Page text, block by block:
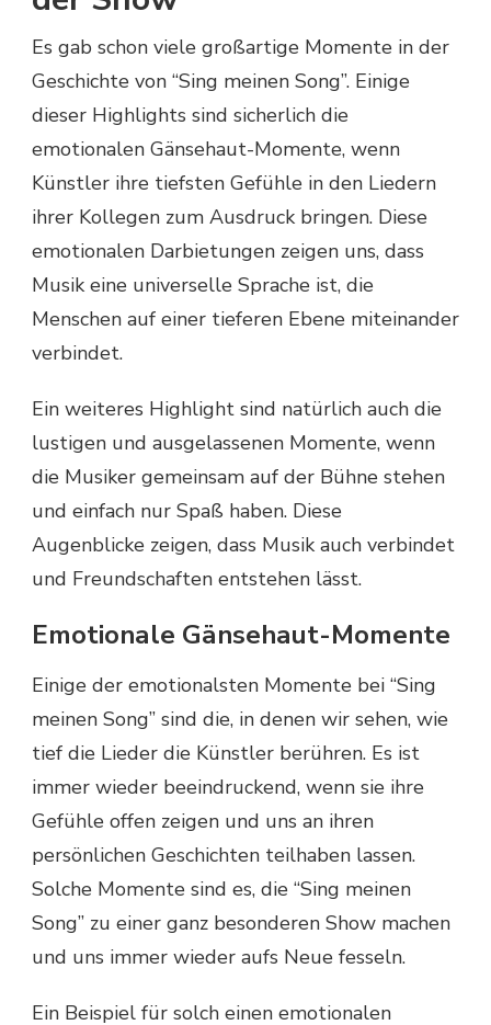
Es gab schon viele großartige Momente in der
Geschichte von “Sing meinen Song”. Einige
dieser Highlights sind sicherlich die
emotionalen Gänsehaut-Momente, wenn
Künstler ihre tiefsten Gefühle in den Liedern
ihrer Kollegen zum Ausdruck bringen. Diese
emotionalen Darbietungen zeigen uns, dass
Musik eine universelle Sprache ist, die
Menschen auf einer tieferen Ebene miteinander
verbindet.
Ein weiteres Highlight sind natürlich auch die
lustigen und ausgelassenen Momente, wenn
die Musiker gemeinsam auf der Bühne stehen
und einfach nur Spaß haben. Diese
Augenblicke zeigen, dass Musik auch verbindet
und Freundschaften entstehen lässt.
Emotionale Gänsehaut-Momente
Einige der emotionalsten Momente bei “Sing
meinen Song” sind die, in denen wir sehen, wie
tief die Lieder die Künstler berühren. Es ist
immer wieder beeindruckend, wenn sie ihre
Gefühle offen zeigen und uns an ihren
persönlichen Geschichten teilhaben lassen.
Solche Momente sind es, die “Sing meinen
Song” zu einer ganz besonderen Show machen
und uns immer wieder aufs Neue fesseln.
Ein Beispiel für solch einen emotionalen